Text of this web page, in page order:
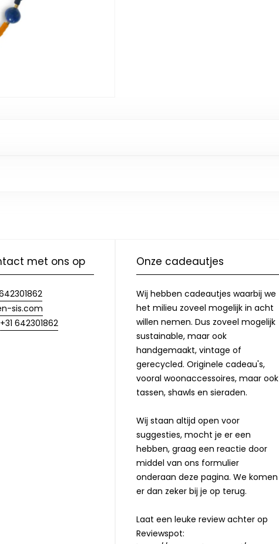
met ons op
sis.com
+31 642301862
Onze cadeautjes
Wij hebben cadeautjes waarbij we
het milieu zoveel mogelijk in acht
willen nemen. Dus zoveel mogelijk
sustainable, maar ook
handgemaakt, vintage of
gerecycled. Originele cadeau's,
vooral woonaccessoires, maar ook
tassen, shawls en sieraden.
Wij staan altijd open voor
suggesties, mocht je er een
hebben, graag een reactie door
middel van ons formulier
onderaan deze pagina. We komen
er dan zeker bij je op terug.
Laat een leuke review achter op
Reviewspot: